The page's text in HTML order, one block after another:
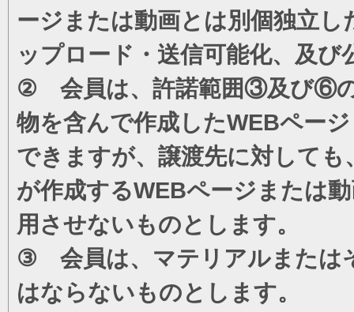
ージまたは動画とは別個独立
ップロード・送信可能化、及
② 会員は、許諾範囲③及び⑥の
物を含んで作成したWEBペー
できますが、譲渡先に対して
が作成するWEBページまたは
用させないものとします。
③ 会員は、マテリアルまたは
はならないものとします。